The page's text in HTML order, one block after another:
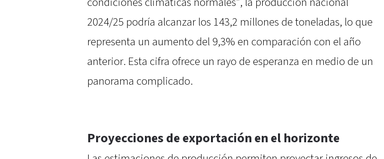
2024/25 podría alcanzar los 143,2 millones de toneladas, lo que
representa un aumento del 9,3% en comparación con el año
anterior. Esta cifra ofrece un rayo de esperanza en medio de un
panorama complicado.
Proyecciones de exportación en el horizonte